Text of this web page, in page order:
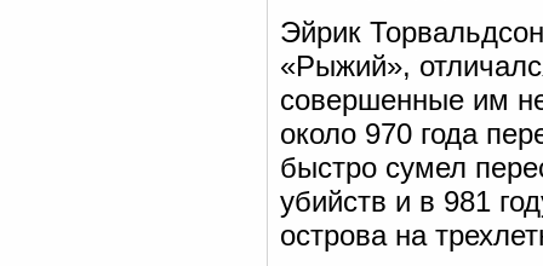
Эйрик
«Рыжий»,
совершенные им
около 970 года
быстро сумел
убийств и в 981
острова на